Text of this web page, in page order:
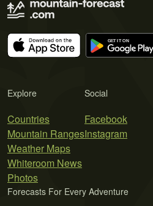
Explore
Countries
Mountain Ranges
Weather Maps
Whiteroom News
Photos
Social
Facebook
Instagram
Forecasts For Every Adventure